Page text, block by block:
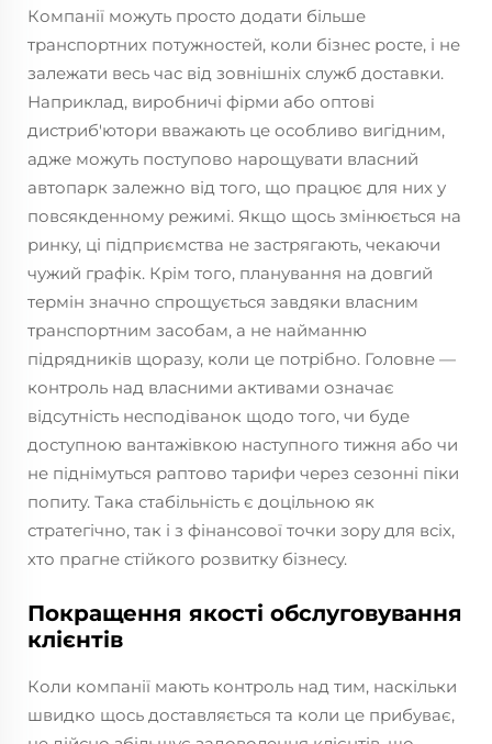
Компанії можуть просто додати більше
транспортних потужностей, коли бізнес росте, і не
залежати весь час від зовнішніх служб доставки.
Наприклад, виробничі фірми або оптові
дистриб'ютори вважають це особливо вигідним,
адже можуть поступово нарощувати власний
автопарк залежно від того, що працює для них у
повсякденному режимі. Якщо щось змінюється на
ринку, ці підприємства не застрягають, чекаючи
чужий графік. Крім того, планування на довгий
термін значно спрощується завдяки власним
транспортним засобам, а не найманню
підрядників щоразу, коли це потрібно. Головне —
контроль над власними активами означає
відсутність несподіванок щодо того, чи буде
доступною вантажівкою наступного тижня або чи
не піднімуться раптово тарифи через сезонні піки
попиту. Така стабільність є доцільною як
стратегічно, так і з фінансової точки зору для всіх,
хто прагне стійкого розвитку бізнесу.
Покращення якості обслуговування
клієнтів
Коли компанії мають контроль над тим, наскільки
швидко щось доставляється та коли це прибуває,